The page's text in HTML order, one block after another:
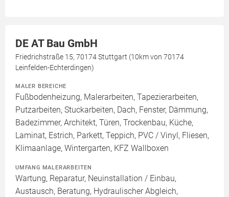
DE AT Bau GmbH
Friedrichstraße 15, 70174 Stuttgart (10km von 70174
Leinfelden-Echterdingen)
MALER BEREICHE
Fußbodenheizung, Malerarbeiten, Tapezierarbeiten,
Putzarbeiten, Stuckarbeiten, Dach, Fenster, Dämmung,
Badezimmer, Architekt, Türen, Trockenbau, Küche,
Laminat, Estrich, Parkett, Teppich, PVC / Vinyl, Fliesen,
Klimaanlage, Wintergarten, KFZ Wallboxen
UMFANG MALERARBEITEN
Wartung, Reparatur, Neuinstallation / Einbau,
Austausch, Beratung, Hydraulischer Abgleich,